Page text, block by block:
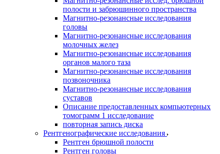
полости и забрюшинного пространства
Магнитно-резонансные исследования
головы
Магнитно-резонансные исследования
молочных желез
Магнитно-резонансные исследования
органов малого таза
Магнитно-резонансные исследования
позвоночника
Магнитно-резонансные исследования
суставов
Описание предоставленных компьютерных
томограмм 1 исследование
повторная запись диска
Рентгенографические исследования
Рентген брюшной полости
Рентген головы